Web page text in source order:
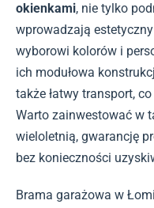
okienkami, nie tylko
wprowadzają
wyborowi kolorów i
ich modułowa
także łatwy transport,
Warto zainwestować w
wieloletnią, gwarancję
bez konieczności
Brama garażowa w